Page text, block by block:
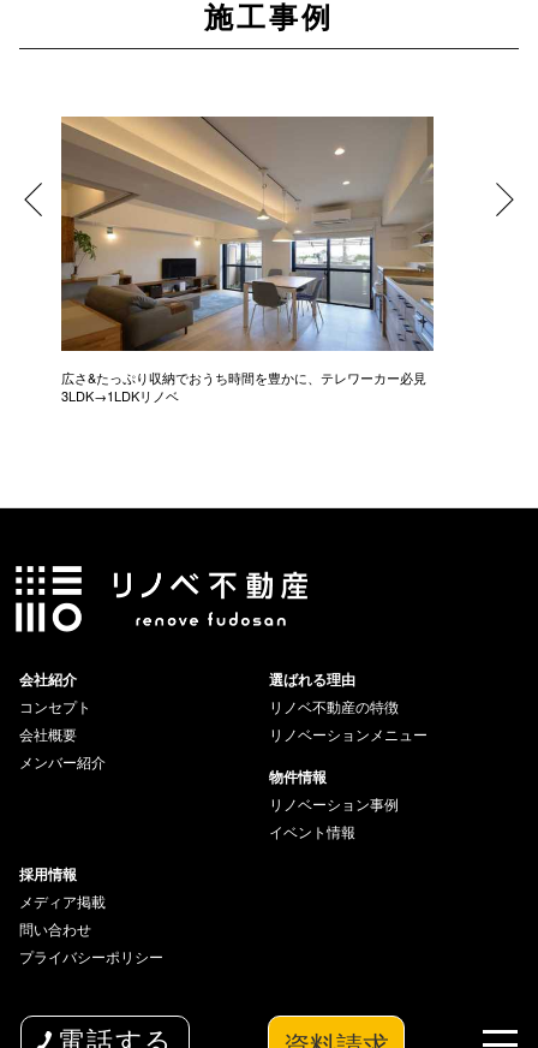
施工事例
広さ&たっぷり収納でおうち時間を豊かに、テレワーカー必見
3LDK→1LDKリノベ
会社紹介
コンセプト
会社概要
メンバー紹介
選ばれる理由
リノベ不動産の特徴
リノベーションメニュー
物件情報
リノベーション事例
イベント情報
採用情報
メディア掲載
問い合わせ
プライバシーポリシー